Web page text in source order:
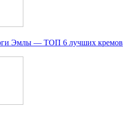
Эмлы — ТОП 6 лучших кремов